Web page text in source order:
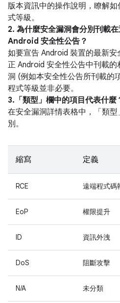
版本資訊中的操作說明，瞭解
式等級。
2. 為什麼安全漏洞會分別刊載
Android 安全性公告？
如要宣告 Android 裝置的最新
正 Android 安全性公告中刊載
洞 (例如本安全性公告所刊載的
程式等級並非必要。
3.「類型」 欄中的項目代表什麼
在安全漏洞詳情表格中，「類型
別。
縮寫 定義
RCE 遠端程式碼
EoP 權限提升
ID 資訊外洩
DoS 阻斷攻擊
N/A 未分類